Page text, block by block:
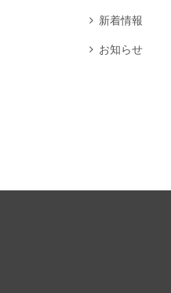
 新着情報
 お知らせ